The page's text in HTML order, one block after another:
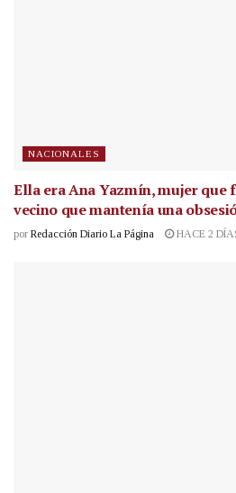
NACIONALES
Ella era Ana Yazmín, mujer que
vecino que mantenía una
por Redacción Diario La Página HACE 2